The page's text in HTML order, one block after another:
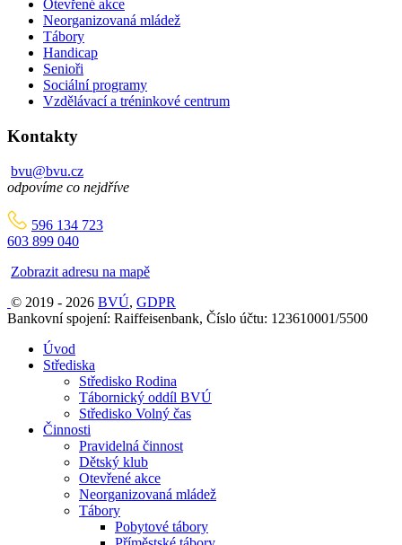
Otevřené akce
Neorganizovaná mládež
Tábory
Handicap
Senioři
Sociální programy
Vzdělávací a tréninkové centrum
Kontakty
bvu@bvu.cz
odpovíme co nejdříve
596 134 723
603 899 040
Zobrazit adresu na mapě
© 2019 - 2026 BVÚ, GDPR
Bankovní spojení: Raiffeisenbank, Číslo účtu: 123610001/5500
Úvod
Střediska
Středisko Rodina
Tábornický oddíl BVÚ
Středisko Volný čas
Činnosti
Pravidelná činnost
Dětský klub
Otevřené akce
Neorganizovaná mládež
Tábory
Pobytové tábory